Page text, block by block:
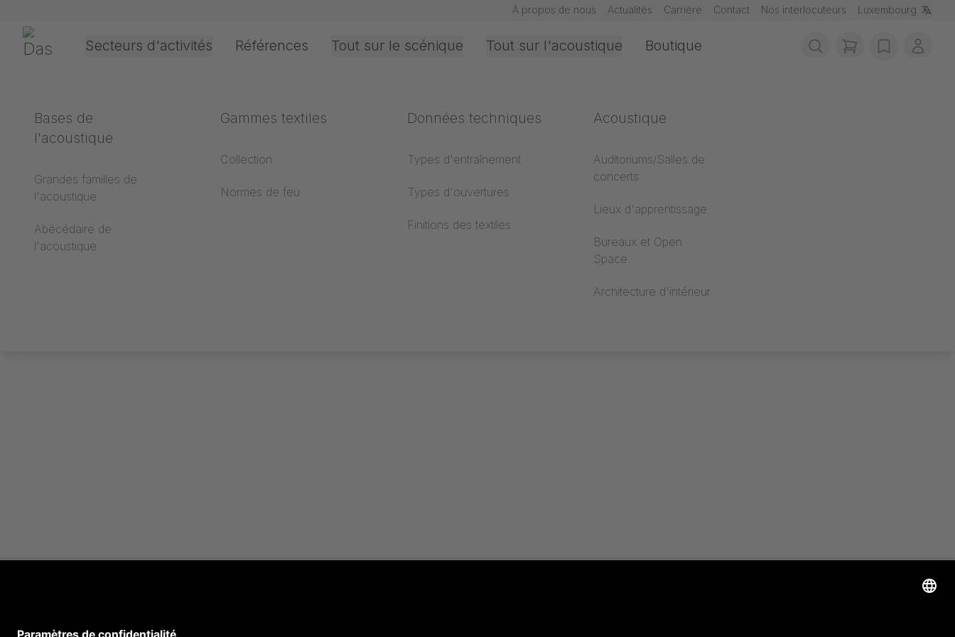
À propos de nous Actualités Carrière Contact Nos interlocuteurs Luxembourg
Gerriets Secteurs d'activités
Théâtre & Culture
Événement &
Bureaux &
Références Tout sur le scénique
Définition des termes
revêtement de sol
projection
Données techniques
Types d'entraînement
Finitions des PVC de
Les secteurs
Textiles
Projection
Normes de feu
Classements au feu
Tout sur l'acoustique
Bases de
l'acoustique
Grandes familles de
l'acoustique
Abécédaire de
l'acoustique
Gammes textiles
Collection
Normes de feu
Données techniques
Types d'entraînement
Types d'ouvertures
Finitions des textiles
Acoustique
Auditoriums/Salles de
concerts
Lieux d'apprentissage
Bureaux et Open
Space
Architecture d'intérieur
Boutique
items in cart,
wishlistMon